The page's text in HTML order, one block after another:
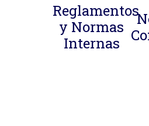
Reglamentos
y Normas
Internas